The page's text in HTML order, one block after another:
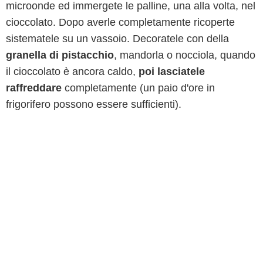
microonde ed immergete le palline, una alla volta, nel
cioccolato. Dopo averle completamente ricoperte
sistematele su un vassoio. Decoratele con della
granella di pistacchio, mandorla o nocciola, quando
il cioccolato è ancora caldo, poi lasciatele
raffreddare completamente (un paio d'ore in
frigorifero possono essere sufficienti).